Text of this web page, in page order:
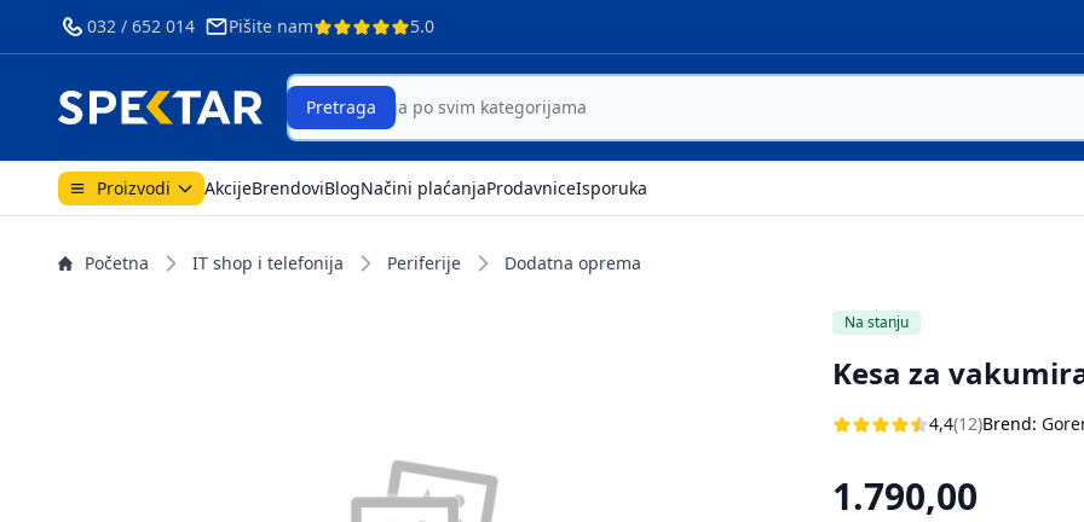
032 / 652 014 Pišite nam 5.0
Search
Pretraga
Proizvodi AkcijeBrendoviBlogNačini plaćanjaProdavniceIsporuka
Početna IT shop i telefonija Periferije Dodatna oprema
Na stanju
Kesa za
4,4(12)Brend:
1.790,00